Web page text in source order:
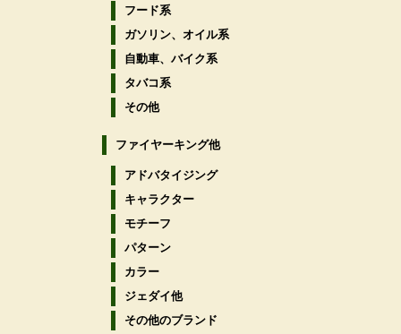
フード系
ガソリン、オイル系
自動車、バイク系
タバコ系
その他
ファイヤーキング他
アドバタイジング
キャラクター
モチーフ
パターン
カラー
ジェダイ他
その他のブランド